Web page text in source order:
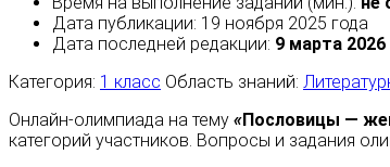
Дата публикации: 19 ноября 2025 года
Дата последней редакции: 9 марта 2026
Категория: 1 класс Область знаний:
Онлайн-олимпиада на тему «Пословицы —
категорий участников. Вопросы и задания